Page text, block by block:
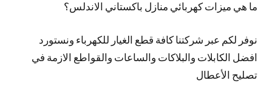
ما هي ميزات كهربائي منازل باكستاني الاندلس؟
نوفر لكم عبر شركتنا كافة قطع الغيار للكهرباء ونستورد
افضل الكابلات والبلاكات والساعات والقواطع الازمة في
تصليح الأعطال